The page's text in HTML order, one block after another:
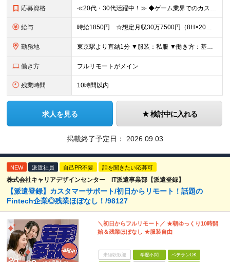
応募資格 ≪20代・30代活躍中！≫ ◆ゲーム業界でのカスタマーサポート経験 ◆⻑期休み中（年末年始/GW/夏季休暇）にシフト勤務が可能な⽅ ※ブランクがある方やこれまでのご経験に自信がない方も、まずはお気軽
給与 時給1850円 ☆想定月収30万7500円（8H×20日+残業5H） ※交通費全額支給 ※在宅日数に応じて、在宅勤務手当あり
勤務地 東京駅より直結1分 ▼服装：私服 ▼働き方：基本在宅勤務 ※業務に慣れるまで（2～4週間）は出社になります ※月に1～2回程度出社が発生します。 ▼受動喫煙対策：屋内禁煙
働き方 フルリモートがメイン
残業時間 10時間以内
求人を見る 検討中に入れる
掲載終了予定日： 2026.09.03
NEW 派遣社員 自己PR不要 話を聞きたい応募可
株式会社キャリアデザインセンター IT派遣事業部【派遣登録】
【派遣登録】カスタマーサポート/初日からリモート！話題の
Fintech企業◎残業ほぼなし！/98127
＼初日からフルリモート／ ★朝ゆっくり10時開
始＆残業ほぼなし ★服装自由
未経験歓迎 学歴不問 ベテランOK